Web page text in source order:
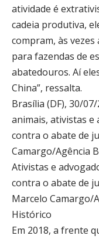
atividade é
cadeia produtiva,
compram, às
para fazendas de
abatedouros. Aí
China”, ressalta.
Brasília (DF), 30/
animais, ativistas e
contra o abate de
Camargo/Agência
Ativistas e
contra o abate de
Marcelo Camargo/
Histórico
Em 2018, a frente